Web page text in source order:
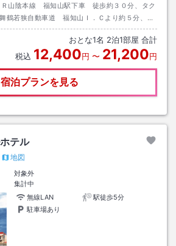
Ｒ山陰本線 福知山駅下車 徒歩約３０分、タク
鶴若狭自動車道 福知山Ｉ．Ｃより約５分、国
山警察署
おとな1名 2泊1部屋 合計
税込 12,400円 〜 21,200円
宿泊プランを見る
テル
地図
対象外
集計中
無線LAN
駅徒歩5分
駐車場あり